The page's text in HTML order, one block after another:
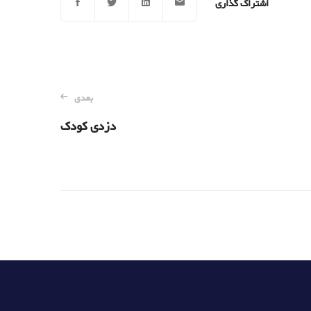
اشتراک گذاری
بعدی
دزدی کودک